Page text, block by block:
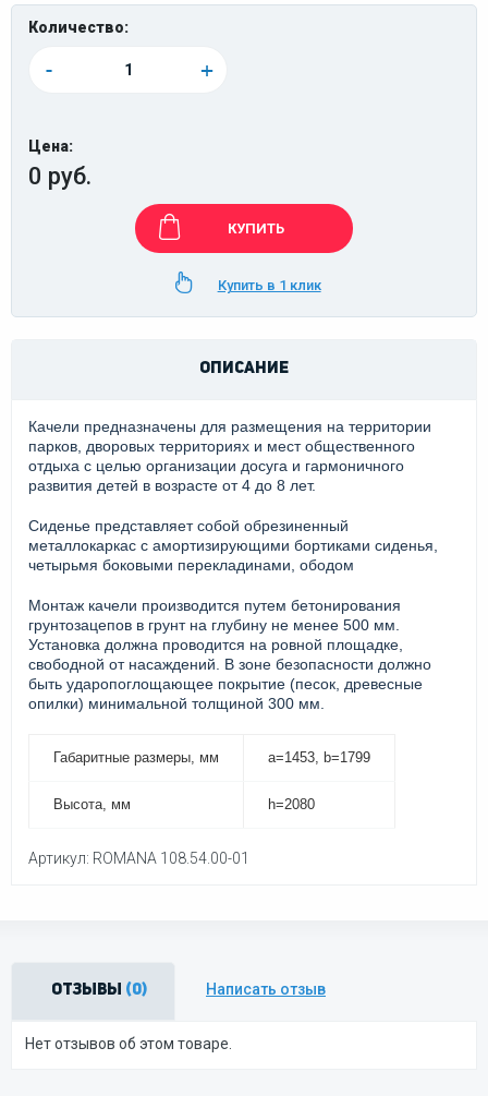
Количество:
- +
Цена:
0 руб.
КУПИТЬ
Купить в 1 клик
ОПИСАНИЕ
Качели предназначены для размещения на территории
парков, дворовых территориях и мест общественного
отдыха с целью организации досуга и гармоничного
развития детей в возрасте от 4 до 8 лет.
Сиденье представляет собой обрезиненный
металлокаркас с амортизирующими бортиками сиденья,
четырьмя боковыми перекладинами, ободом
Монтаж качели производится путем бетонирования
грунтозацепов в грунт на глубину не менее 500 мм.
Установка должна проводится на ровной площадке,
свободной от насаждений. В зоне безопасности должно
быть ударопоглощающее покрытие (песок, древесные
опилки) минимальной толщиной 300 мм.
Габаритные размеры, мм a=1453, b=1799
Высота, мм h=2080
Артикул: ROMANA 108.54.00-01
Отзывы (0) Написать отзыв
Нет отзывов об этом товаре.